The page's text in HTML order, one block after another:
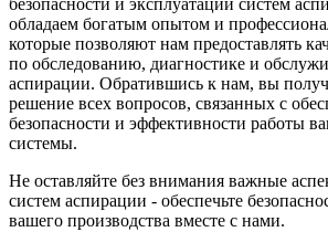
безопасности и эксплуатации систем
обладаем богатым опытом и
которые позволяют нам предоставлять
по обследованию, диагностике и
аспирации. Обратившись к нам, вы
решение всех вопросов, связанных с
безопасности и эффективности работы
системы.
Не оставляйте без внимания важные
систем аспирации - обеспечьте
вашего производства вместе с нами.